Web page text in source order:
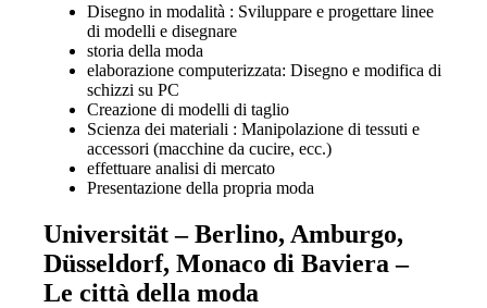
Disegno in modalità : Sviluppare e progettare linee
di modelli e disegnare
storia della moda
elaborazione computerizzata: Disegno e modifica di
schizzi su PC
Creazione di modelli di taglio
Scienza dei materiali : Manipolazione di tessuti e
accessori (macchine da cucire, ecc.)
effettuare analisi di mercato
Presentazione della propria moda
Universität – Berlino, Amburgo,
Düsseldorf, Monaco di Baviera –
Le città della moda